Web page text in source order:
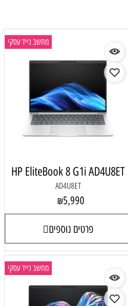
מחשב נייד עסקי
HP EliteBook 8 G1i AD4U8ET
AD4U8ET
₪5,990
פרטים נוספים
מחשב נייד עסקי